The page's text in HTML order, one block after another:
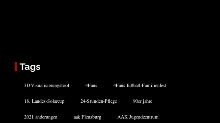
Tags
3D-Visualisierungstool 4Fans 4Fans fußball-Familienfest
18. Landes-Solarcup 24-Stunden-Pflege 90er jahre
2021 änderungen aak Flensburg AAK Jugendzentrum